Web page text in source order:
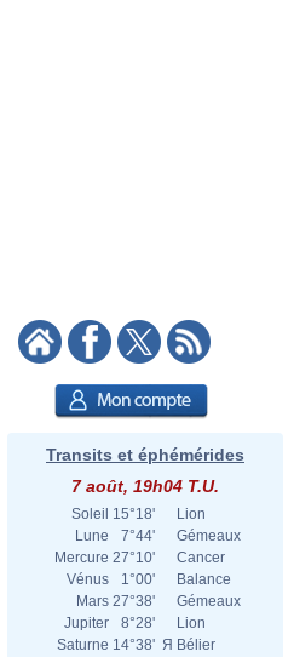
Transits et éphémérides
7 août, 19h04 T.U.
Soleil 15°18'
Lion
Lune
7°44'
Gémeaux
Mercure 27°10'
Cancer
Vénus
1°00'
Balance
Mars 27°38'
Gémeaux
Jupiter
8°28'
Lion
Saturne 14°38' Я Bélier